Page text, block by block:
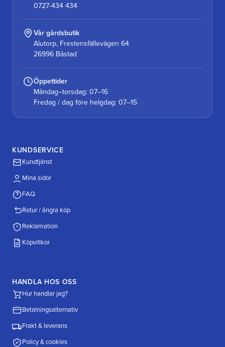
0727-434 434
Vår gårdsbutik
Alutorp, Frestensfällevägen 64
26996 Båstad
Öppettider
Måndag–torsdag: 07–16
Fredag / dag före helgdag: 07–15
KUNDSERVICE
Kundtjänst
Mina sidor
FAQ
Retur / ångra köp
Reklamation
Köpvillkor
HANDLA HOS OSS
Hur handlar jag?
Betalningsalternativ
Frakt & leverans
Policy & cookies